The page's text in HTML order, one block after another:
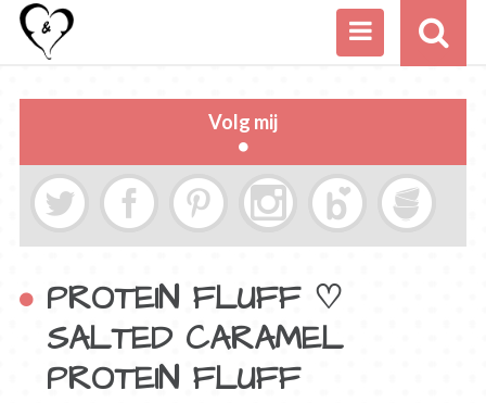
Volg mij
PROTEIN FLUFF ♡
SALTED CARAMEL
PROTEIN FLUFF